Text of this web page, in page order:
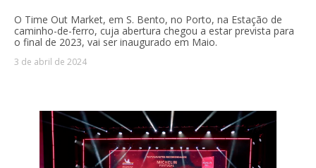
O Time Out Market, em S. Bento, no Porto, na Estação de
caminho-de-ferro, cuja abertura chegou a estar prevista para
o final de 2023, vai ser inaugurado em Maio.
3 de abril de 2024